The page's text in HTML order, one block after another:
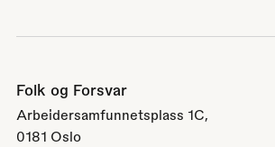
Folk og Forsvar
Arbeidersamfunnetsplass 1C,
0181 Oslo